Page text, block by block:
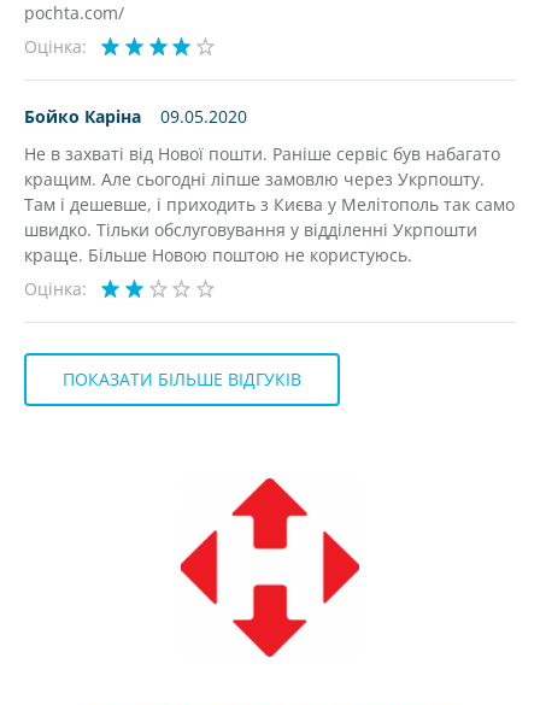
pochta.com/
Оцінка:
Бойко Каріна
09.05.2020
Не в захваті від Нової пошти. Раніше сервіс був набагато
кращим. Але сьогодні ліпше замовлю через Укрпошту.
Там і дешевше, і приходить з Києва у Мелітополь так само
швидко. Тільки обслуговування у відділенні Укрпошти
краще. Більше Новою поштою не користуюсь.
Оцінка:
ПОКАЗАТИ БІЛЬШЕ ВІДГУКІВ